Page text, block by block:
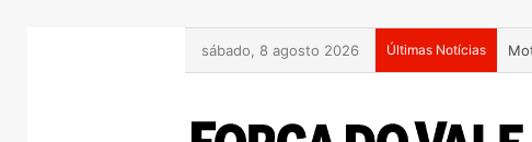
sábado, 8 agosto 2026 Últimas Notícias